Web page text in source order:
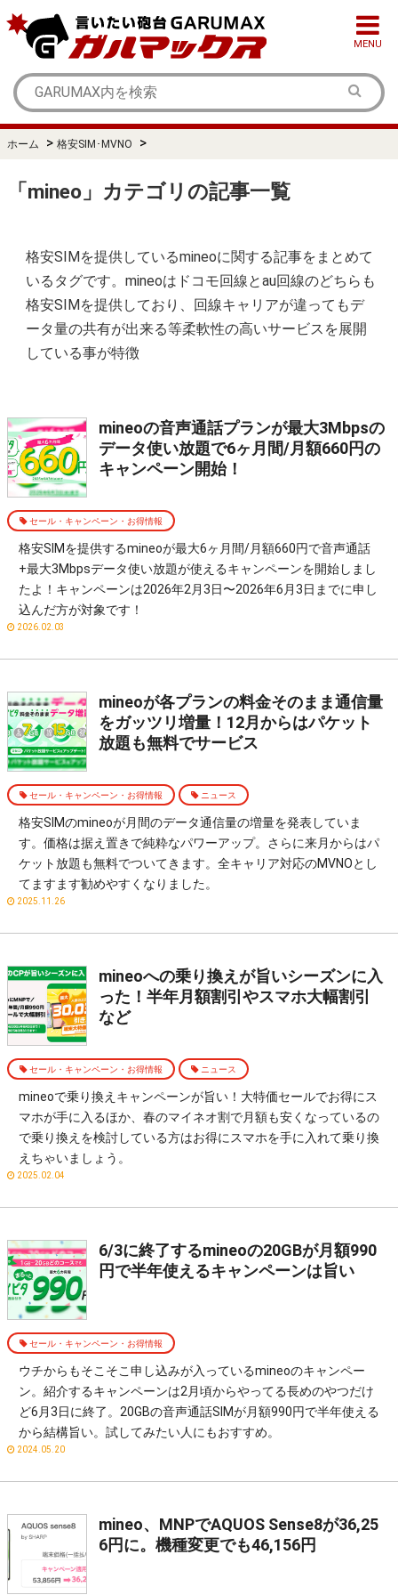
MENU
ホーム > 格安SIM･MVNO >
「mineo」カテゴリの記事一覧
格安SIMを提供しているmineoに関する記事をまとめて
いるタグです。mineoはドコモ回線とau回線のどちらも
格安SIMを提供しており、回線キャリアが違ってもデ
ータ量の共有が出来る等柔軟性の高いサービスを展開
している事が特徴
mineoの音声通話プランが最大3Mbpsの
データ使い放題で6ヶ月間/月額660円の
キャンペーン開始！
セール・キャンペーン・お得情報
格安SIMを提供するmineoが最大6ヶ月間/月額660円で音声通話
+最大3Mbpsデータ使い放題が使えるキャンペーンを開始しまし
たよ！キャンペーンは2026年2月3日〜2026年6月3日までに申し
込んだ方が対象です！
2026.02.03
mineoが各プランの料金そのまま通信量
をガッツリ増量！12月からはパケット
放題も無料でサービス
セール・キャンペーン・お得情報 ニュース
格安SIMのmineoが月間のデータ通信量の増量を発表していま
す。価格は据え置きで純粋なパワーアップ。さらに来月からはパ
ケット放題も無料でついてきます。全キャリア対応のMVNOとし
てますます勧めやすくなりました。
2025.11.26
mineoへの乗り換えが旨いシーズンに入
った！半年月額割引やスマホ大幅割引
など
セール・キャンペーン・お得情報 ニュース
mineoで乗り換えキャンペーンが旨い！大特価セールでお得にス
マホが手に入るほか、春のマイネオ割で月額も安くなっているの
で乗り換えを検討している方はお得にスマホを手に入れて乗り換
えちゃいましょう。
2025.02.04
6/3に終了するmineoの20GBが月額990
円で半年使えるキャンペーンは旨い
セール・キャンペーン・お得情報
ウチからもそこそこ申し込みが入っているmineoのキャンペー
ン。紹介するキャンペーンは2月頃からやってる長めのやつだけ
ど6月3日に終了。20GBの音声通話SIMが月額990円で半年使える
から結構旨い。試してみたい人にもおすすめ。
2024.05.20
mineo、MNPでAQUOS Sense8が36,25
6円に。機種変更でも46,156円